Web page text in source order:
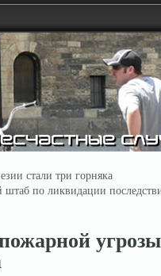
стали три горняка
штаб по ликвидации